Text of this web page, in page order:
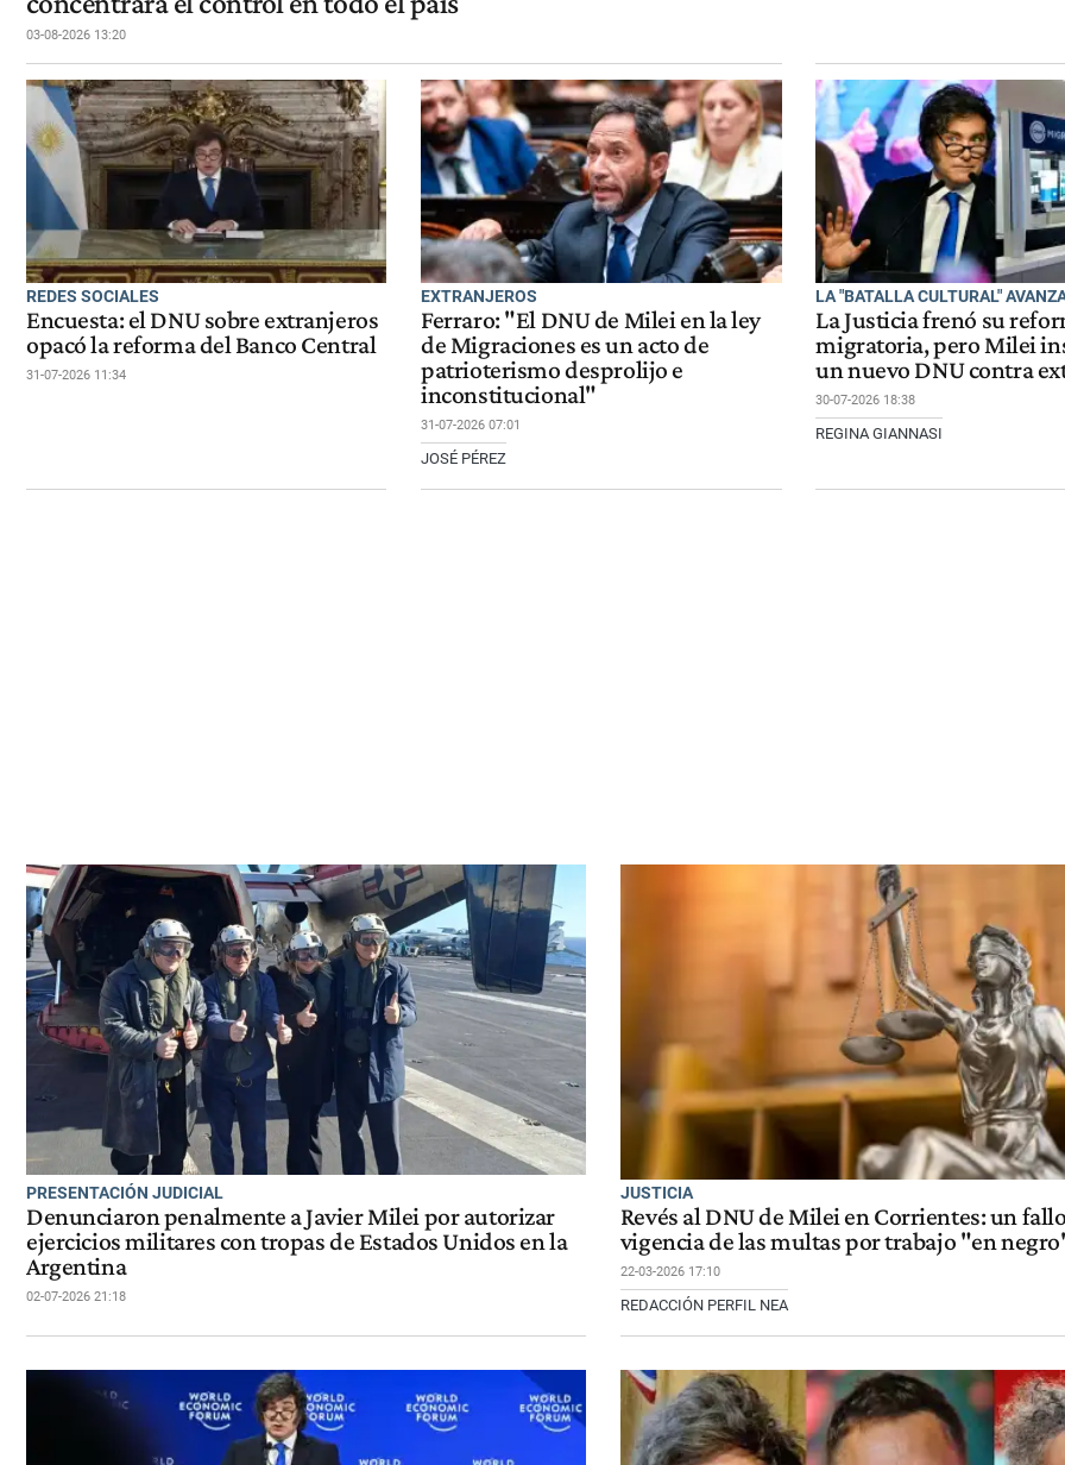
03-08-2026 13:20
REDES SOCIALES
Encuesta: el DNU sobre extranjeros
opacó la reforma del Banco Central
31-07-2026 11:34
EXTRANJEROS
Ferraro: "El DNU de Milei en la ley
de Migraciones es un acto de
patrioterismo desprolijo e
inconstitucional"
31-07-2026 07:01
JOSÉ PÉREZ
LA "BATALLA CULTURAL"
La Justicia frenó su
migratoria, pero Milei
un nuevo DNU contra
30-07-2026 18:38
REGINA GIANNASI
PRESENTACIÓN JUDICIAL
Denunciaron penalmente a Javier Milei por autorizar
ejercicios militares con tropas de Estados Unidos en la
Argentina
02-07-2026 21:18
JUSTICIA
Revés al DNU de Milei en Corrientes: un
vigencia de las multas por trabajo "en
22-03-2026 17:10
REDACCIÓN PERFIL NEA